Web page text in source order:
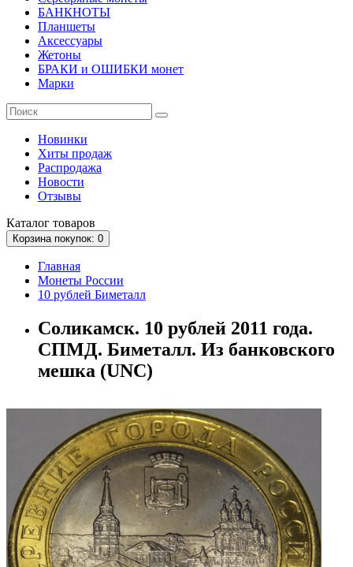
БАНКНОТЫ
Планшеты
Аксессуары
Жетоны
БРАКИ и ОШИБКИ монет
Марки
Новинки
Хиты продаж
Распродажа
Новости
Отзывы
Каталог товаров
Корзинапокупок: 0
Главная
Монеты России
10 рублей Биметалл
Соликамск. 10 рублей 2011 года.
СПМД. Биметалл. Из банковского
мешка (UNC)